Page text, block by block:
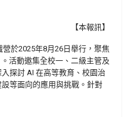
【本報訊】
於2025年8月26日舉行，聚焦
活動邀集全校一、二級主管及
探討 AI 在高等教育、校園治
等面向的應用與挑戰。針對